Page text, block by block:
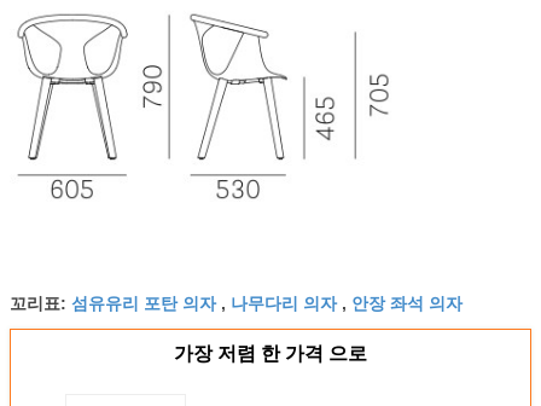
꼬리표: 섬유유리 포탄 의자, 나무다리 의자, 안장 좌석 의자
가장 저렴 한 가격 으로